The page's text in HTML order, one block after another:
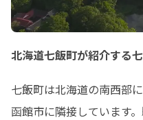
北海道七飯町が紹介する
七飯町は北海道の南西部
函館市に隣接しています